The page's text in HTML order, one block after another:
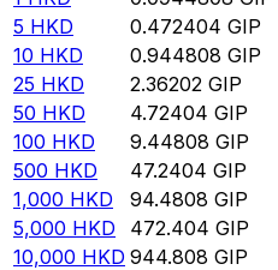
5 HKD 0.472404 GIP
10 HKD 0.944808 GIP
25 HKD 2.36202 GIP
50 HKD 4.72404 GIP
100 HKD 9.44808 GIP
500 HKD 47.2404 GIP
1,000 HKD 94.4808 GIP
5,000 HKD 472.404 GIP
10,000 HKD 944.808 GIP